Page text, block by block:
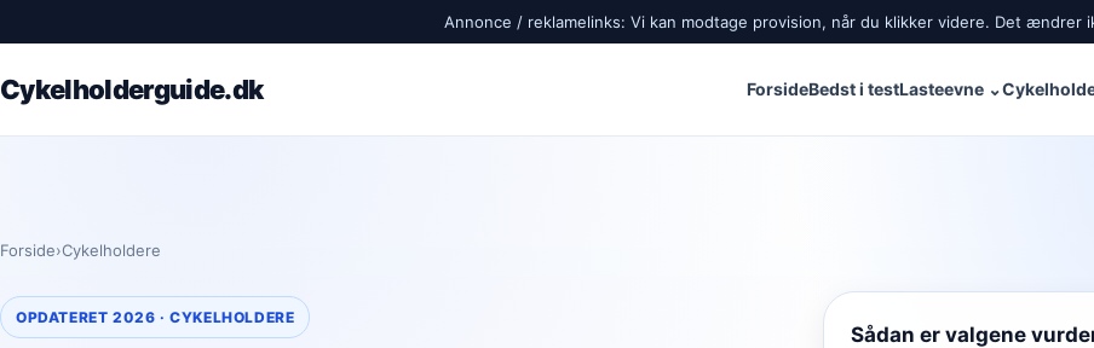
Annonce / reklamelinks: Vi kan modtage provision, når du klikker videre. Det ændrer
Cykelholderguide.dk ForsideBedst i testLasteevne ⌄
Forside›Cykelholdere
OPDATERET 2026 · CYKELHOLDERE
Sådan er valgene